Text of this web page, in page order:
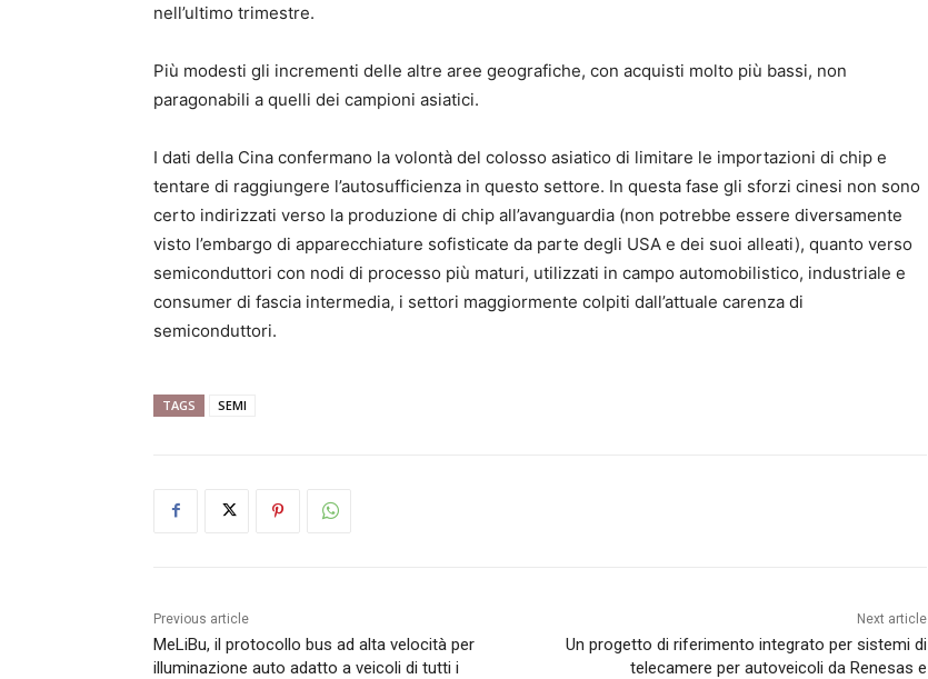
nell’ultimo trimestre.
Più modesti gli incrementi delle altre aree geografiche, con acquisti molto più bassi, non
paragonabili a quelli dei campioni asiatici.
I dati della Cina confermano la volontà del colosso asiatico di limitare le importazioni di chip e
tentare di raggiungere l’autosufficienza in questo settore. In questa fase gli sforzi cinesi non sono
certo indirizzati verso la produzione di chip all’avanguardia (non potrebbe essere diversamente
visto l’embargo di apparecchiature sofisticate da parte degli USA e dei suoi alleati), quanto verso
semiconduttori con nodi di processo più maturi, utilizzati in campo automobilistico, industriale e
consumer di fascia intermedia, i settori maggiormente colpiti dall’attuale carenza di
semiconduttori.
TAGS SEMI
Previous article
MeLiBu, il protocollo bus ad alta velocità per
illuminazione auto adatto a veicoli di tutti i
Next article
Un progetto di riferimento integrato per sistemi di
telecamere per autoveicoli da Renesas e